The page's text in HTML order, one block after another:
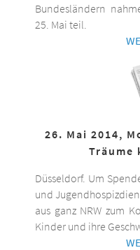
Bundesländern
25. Mai teil.
26. Mai 2014,
Träume
Düsseldorf. Um
und
aus ganz NRW zum
Kinder und ihre